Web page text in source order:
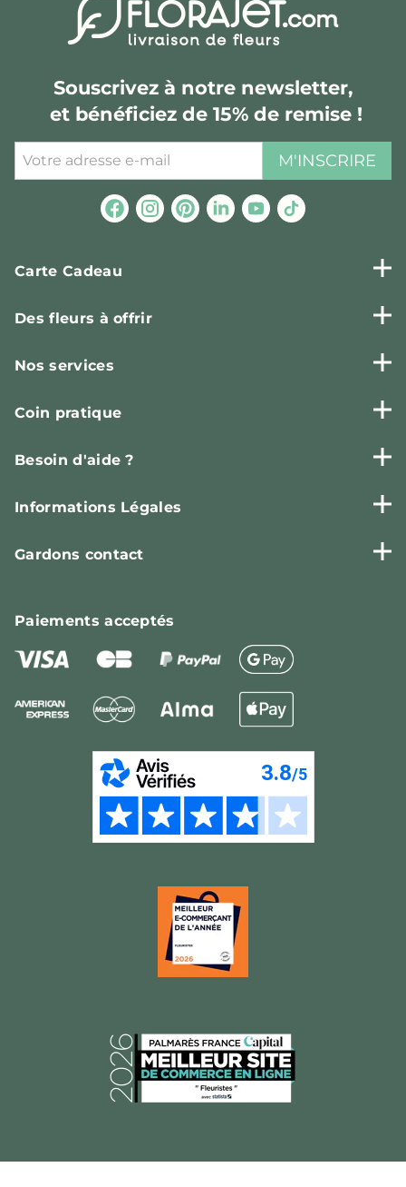
Souscrivez à notre newsletter,
et bénéficiez de 15% de remise !
M'INSCRIRE
Carte Cadeau
Des fleurs à offrir
Nos services
Coin pratique
Besoin d'aide ?
Informations Légales
Gardons contact
Paiementsacceptés